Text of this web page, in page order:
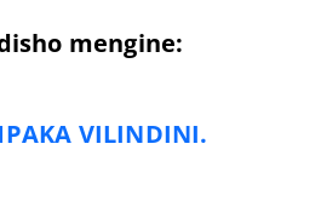
mengine:
VILINDINI.